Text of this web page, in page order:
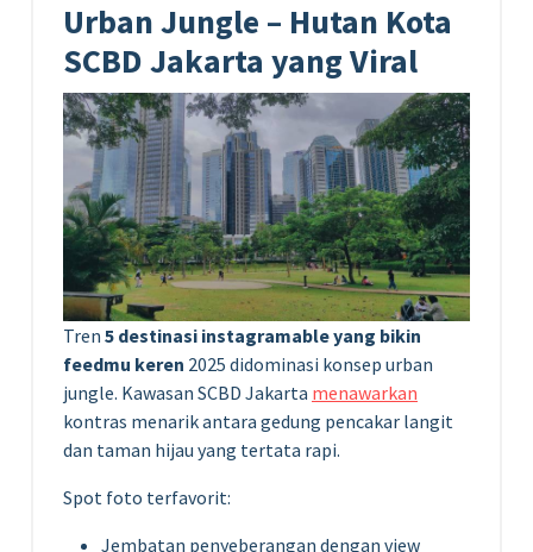
Urban Jungle – Hutan Kota
SCBD Jakarta yang Viral
Tren 5 destinasi instagramable yang bikin
feedmu keren 2025 didominasi konsep urban
jungle. Kawasan SCBD Jakarta menawarkan
kontras menarik antara gedung pencakar langit
dan taman hijau yang tertata rapi.
Spot foto terfavorit:
Jembatan penyeberangan dengan view